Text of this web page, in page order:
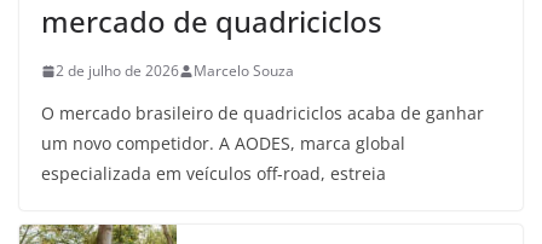
mercado de quadriciclos
2 de julho de 2026 Marcelo Souza
O mercado brasileiro de quadriciclos acaba de ganhar
um novo competidor. A AODES, marca global
especializada em veículos off-road, estreia